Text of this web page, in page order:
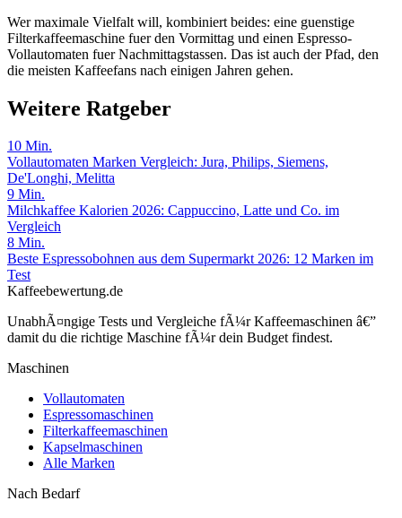
Wer maximale Vielfalt will, kombiniert beides: eine guenstige
Filterkaffeemaschine fuer den Vormittag und einen Espresso-
Vollautomaten fuer Nachmittagstassen. Das ist auch der Pfad, den
die meisten Kaffeefans nach einigen Jahren gehen.
Weitere Ratgeber
10 Min.
Vollautomaten Marken Vergleich: Jura, Philips, Siemens,
De'Longhi, Melitta
9 Min.
Milchkaffee Kalorien 2026: Cappuccino, Latte und Co. im
Vergleich
8 Min.
Beste Espressobohnen aus dem Supermarkt 2026: 12 Marken im
Test
Kaffeebewertung.de
UnabhÃ¤ngige Tests und Vergleiche fÃ¼r Kaffeemaschinen â€”
damit du die richtige Maschine fÃ¼r dein Budget findest.
Maschinen
Vollautomaten
Espressomaschinen
Filterkaffeemaschinen
Kapselmaschinen
Alle Marken
Nach Bedarf